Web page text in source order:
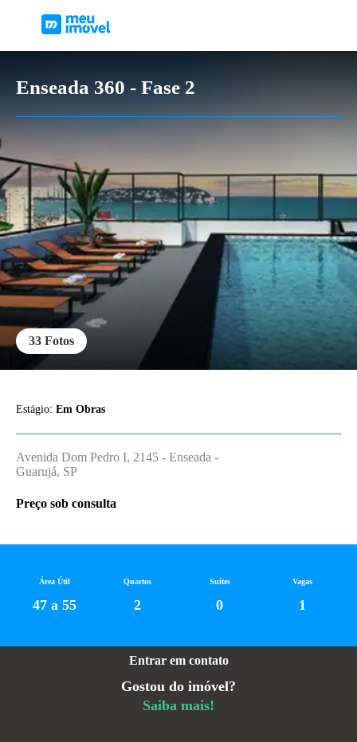
Enseada 360 - Fase 2
33 Fotos
Entrar em contato
Gostou do imóvel?
Saiba mais!
Área Útil
47 a 55
Quartos
2
Suítes
0
Vagas
1
Estágio: Em Obras
Avenida Dom Pedro I, 2145 - Enseada -
Guarujá, SP
Preço sob consulta